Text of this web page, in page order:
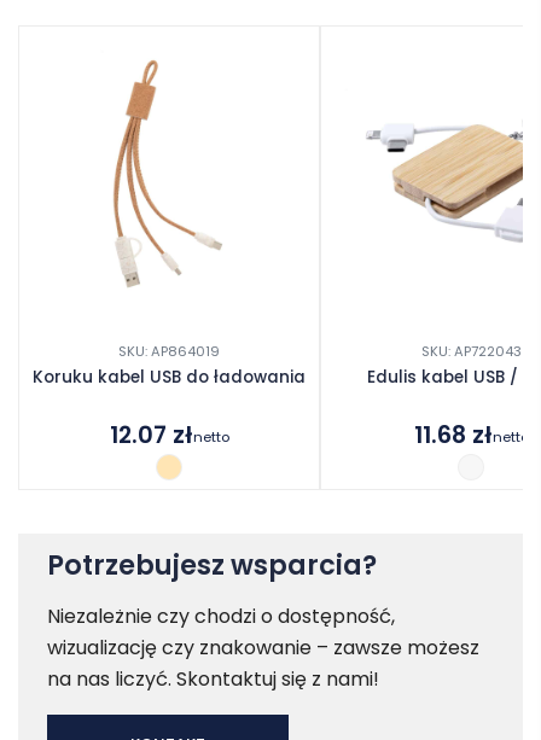
SKU: AP864019
Koruku kabel USB do ładowania
12.07 złnetto
SKU: AP722043
Edulis kabel USB /
11.68 złnetto
Potrzebujesz wsparcia?
Niezależnie czy chodzi o dostępność,
wizualizację czy znakowanie – zawsze możesz
na nas liczyć. Skontaktuj się z nami!